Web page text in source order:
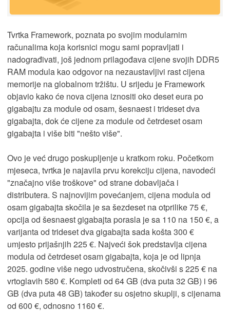
Tvrtka Framework, poznata po svojim modularnim
računalima koja korisnici mogu sami popravljati i
nadograđivati, još jednom prilagođava cijene svojih DDR5
RAM modula kao odgovor na nezaustavljivi rast cijena
memorije na globalnom tržištu. U srijedu je Framework
objavio kako će nova cijena iznositi oko deset eura po
gigabajtu za module od osam, šesnaest i trideset dva
gigabajta, dok će cijene za module od četrdeset osam
gigabajta i više biti "nešto više".
Ovo je već drugo poskupljenje u kratkom roku. Početkom
mjeseca, tvrtka je najavila prvu korekciju cijena, navodeći
"značajno više troškove" od strane dobavljača i
distributera. S najnovijim povećanjem, cijena modula od
osam gigabajta skočila je sa šezdeset na otprilike 75 €,
opcija od šesnaest gigabajta porasla je sa 110 na 150 €, a
varijanta od trideset dva gigabajta sada košta 300 €
umjesto prijašnjih 225 €. Najveći šok predstavlja cijena
modula od četrdeset osam gigabajta, koja je od lipnja
2025. godine više nego udvostručena, skočivši s 225 € na
vrtoglavih 580 €. Kompleti od 64 GB (dva puta 32 GB) i 96
GB (dva puta 48 GB) također su osjetno skuplji, s cijenama
od 600 €, odnosno 1160 €.